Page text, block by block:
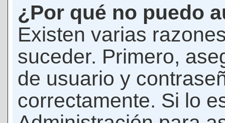
¿Por qué no puedo
Existen varias
suceder. Primero,
de usuario y
correctamente. Si lo